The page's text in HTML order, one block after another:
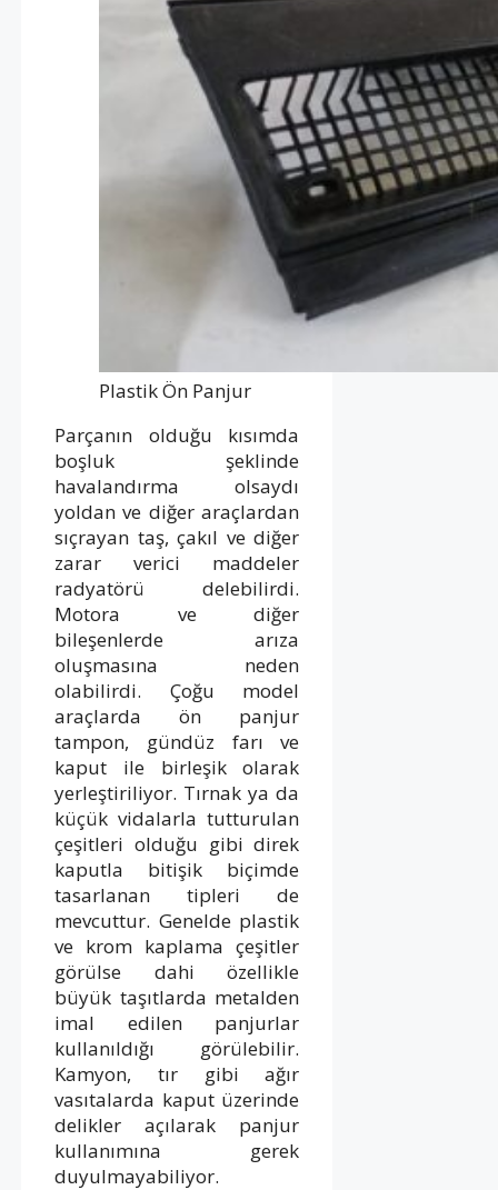
Plastik Ön Panjur
Parçanın olduğu kısımda
boşluk şeklinde
havalandırma olsaydı
yoldan ve diğer araçlardan
sıçrayan taş, çakıl ve diğer
zarar verici maddeler
radyatörü delebilirdi.
Motora ve diğer
bileşenlerde arıza
oluşmasına neden
olabilirdi. Çoğu model
araçlarda ön panjur
tampon, gündüz farı ve
kaput ile birleşik olarak
yerleştiriliyor. Tırnak ya da
küçük vidalarla tutturulan
çeşitleri olduğu gibi direk
kaputla bitişik biçimde
tasarlanan tipleri de
mevcuttur. Genelde plastik
ve krom kaplama çeşitler
görülse dahi özellikle
büyük taşıtlarda metalden
imal edilen panjurlar
kullanıldığı görülebilir.
Kamyon, tır gibi ağır
vasıtalarda kaput üzerinde
delikler açılarak panjur
kullanımına gerek
duyulmayabiliyor.